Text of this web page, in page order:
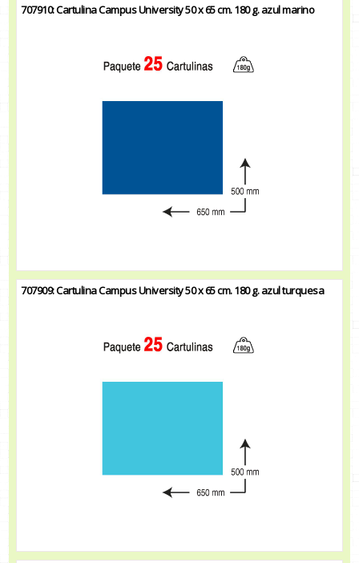
707910: Cartulina Campus University 50 x 65 cm. 180 g. azul marino
707909: Cartulina Campus University 50 x 65 cm. 180 g. azul turquesa